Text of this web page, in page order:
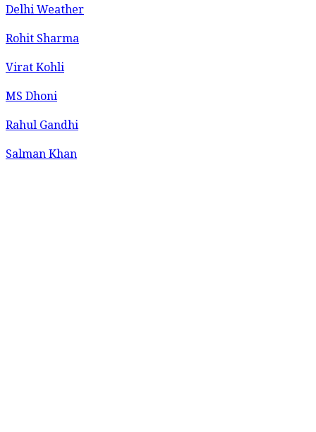
Delhi Weather
Rohit Sharma
Virat Kohli
MS Dhoni
Rahul Gandhi
Salman Khan